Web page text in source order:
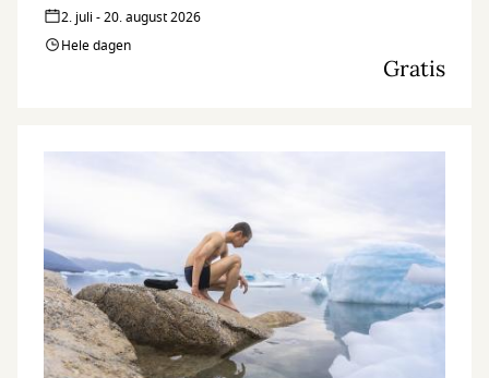
2. juli - 20. august 2026
Hele dagen
Gratis